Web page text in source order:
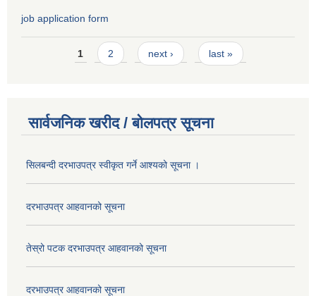
job application form
Pages1 2 next › last »
सार्वजनिक खरीद / बोलपत्र सूचना
सिलबन्दी दरभाउपत्र स्वीकृत गर्ने आश्यको सूचना ।
दरभाउपत्र आहवानको सूचना
तेस्रो पटक दरभाउपत्र आहवानको सूचना
दरभाउपत्र आहवानको सूचना